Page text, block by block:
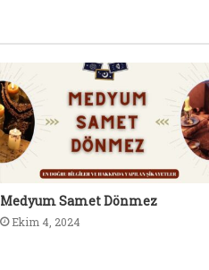
Medyum Samet Dönmez
Ekim 4, 2024